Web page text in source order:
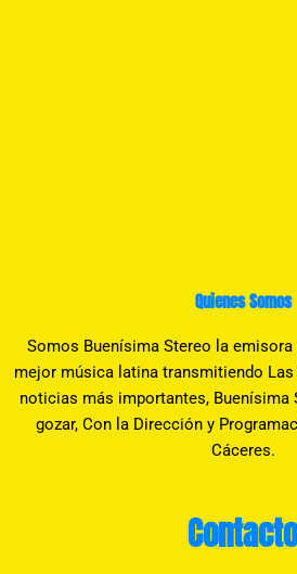
Quienes Somos
Somos Buenísima Stereo la
mejor música latina transmitiendo
noticias más importantes, Buenísima
gozar, Con la Dirección y
Cáceres.
Contacto